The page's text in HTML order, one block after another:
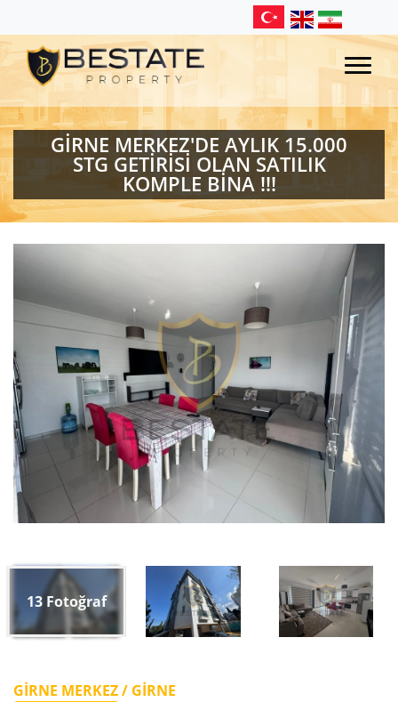
GİRNE MERKEZ'DE AYLIK 15.000
STG GETİRİSİ OLAN SATILIK
KOMPLE BİNA !!!
13 Fotoğraf
GIRNE MERKEZ / GİRNE